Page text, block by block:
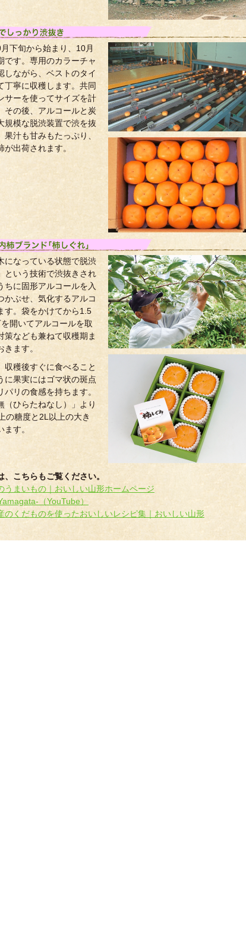
下旬から始まり、10月
です。専用のカラーチャ
しながら、ベストのタイ
丁寧に収穫します。共同
サーを使ってサイズを計
その後、アルコールと炭
規模な脱渋装置で渋を抜
果汁も甘みもたっぷり、
が出荷されます。
になっている状態で脱渋
という技術で渋抜きされ
ちに固形アルコールを入
かぶせ、気化するアルコ
す。袋をかけてから1.5
開いてアルコールを取
策なども兼ねて収穫期ま
ます。
収穫後すぐに食べること
に果実にはゴマ状の斑点
パリの食感を持ちます。
（ひらたねなし）」より
の糖度と2L以上の大き
ます。
こちらもご覧ください。
うまいもの｜おいしい山形ホームページ
（YouTube）
のくだものを使ったおいしいレシピ集｜おいしい山形